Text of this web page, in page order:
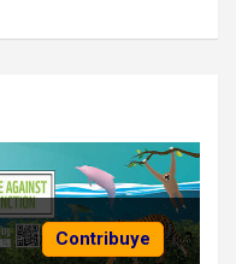
Contribuye